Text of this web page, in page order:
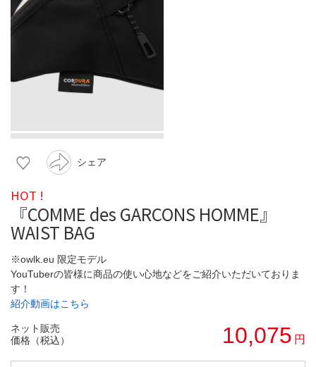
シェア
HOT !
『COMME des GARCONS HOMME』
WAIST BAG
※owlk.eu 限定モデル
YouTuberの皆様に商品の使い心地などをご紹介いただいておりま
す！
紹介動画はこちら
ネット販売
価格（税込）
10,075 円